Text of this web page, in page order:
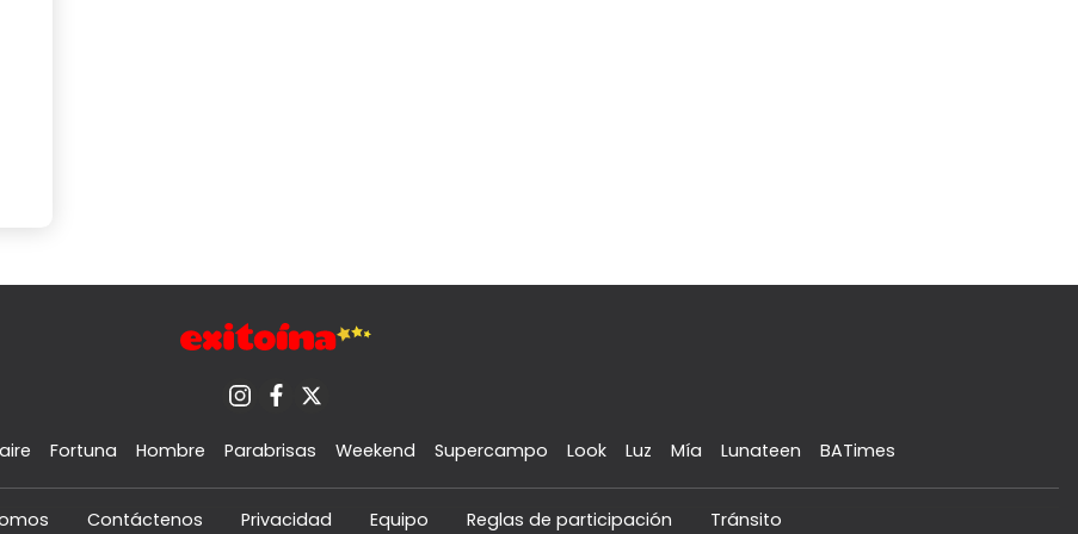
Fortuna Hombre Parabrisas Weekend Supercampo Look Luz Mía Lunateen BATimes
Contáctenos Privacidad Equipo Reglas de participación Tránsito